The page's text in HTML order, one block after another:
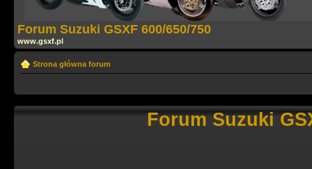
Forum Suzuki GSXF 600/650/750
www.gsxf.pl
Strona główna forum
Forum Suzuki